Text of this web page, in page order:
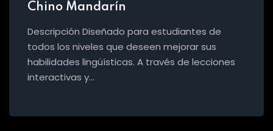
Chino Mandarín
Descripción Diseñado para estudiantes de
todos los niveles que deseen mejorar sus
habilidades lingüísticas. A través de lecciones
interactivas y…